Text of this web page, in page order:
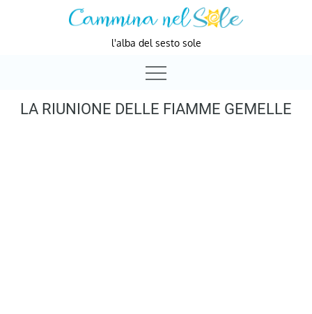
l'alba del sesto sole
LA RIUNIONE DELLE FIAMME GEMELLE